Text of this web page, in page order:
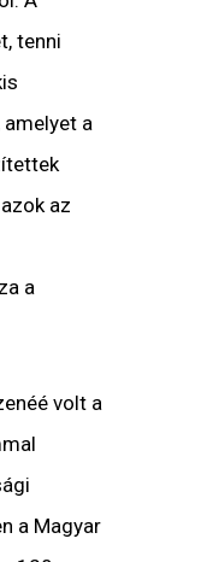
tenni
a
az
a
volt a
a Magyar